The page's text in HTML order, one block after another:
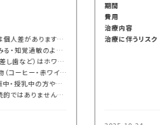
スホワイトニング
・ホワイトニングの効果には個人差があります。歯の質や着色の種類によっては、希望する白さにならない場合もあります。
歯がしみる・知覚過敏のような症状が出ることがあります。ほとんどは数日でおさまりますが、症状が続く場合はご相談ください。
詰め物・被せ物・差し歯など）はホワイトニングでは白くなりません。
色の濃い飲食物（コーヒー・赤ワイン・カレーなど）を避けることで、白さをより長く保てます。
るため、妊娠中・授乳中の方や重度の歯肉炎・虫歯がある方は、施術を控えていただく場合があります。
グ効果は永続的ではありません。定期的なメンテナンスを行うことで白さを維持しやすくなります。